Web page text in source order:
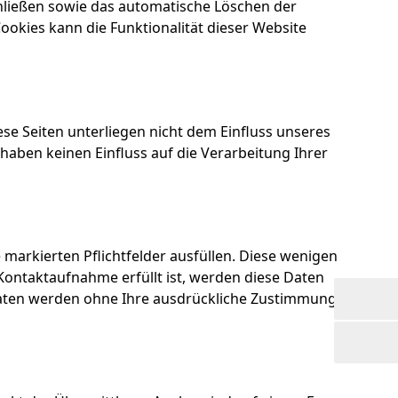
sowie das automatische Löschen der
kann die Funktionalität dieser Website
Seiten unterliegen nicht dem Einfluss unseres
keinen Einfluss auf die Verarbeitung Ihrer
Pflichtfelder ausfüllen. Diese wenigen
erfüllt ist, werden diese Daten
werden ohne Ihre ausdrückliche Zustimmung